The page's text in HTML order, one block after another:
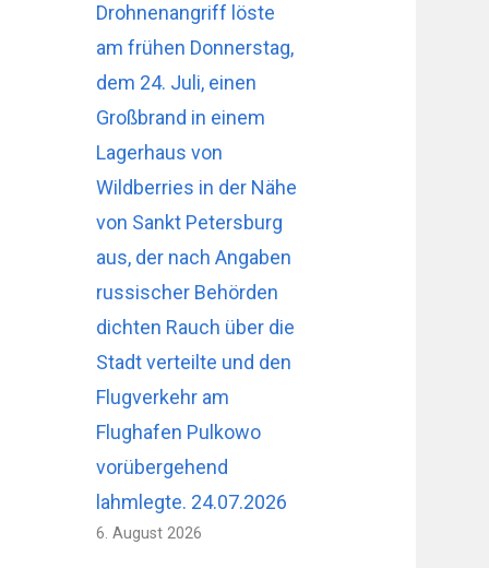
Drohnenangriff löste
am frühen Donnerstag,
dem 24. Juli, einen
Großbrand in einem
Lagerhaus von
Wildberries in der Nähe
von Sankt Petersburg
aus, der nach Angaben
russischer Behörden
dichten Rauch über die
Stadt verteilte und den
Flugverkehr am
Flughafen Pulkowo
vorübergehend
lahmlegte. 24.07.2026
6. August 2026